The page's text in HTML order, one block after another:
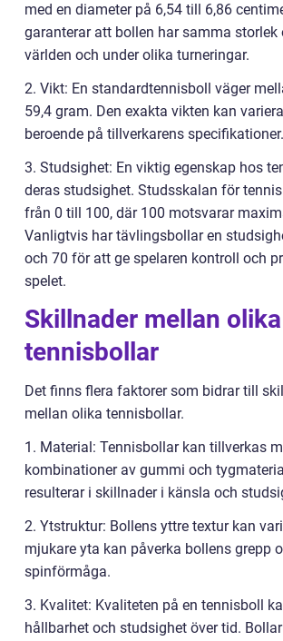
med en diameter på 6,54 till 6,86
garanterar att bollen har samma storlek
världen och under olika turneringar.
2. Vikt: En standardtennisboll väger
59,4 gram. Den exakta vikten kan
beroende på tillverkarens specifikationer.
3. Studsighet: En viktig egenskap hos
deras studsighet. Studsskalan för
från 0 till 100, där 100 motsvarar
Vanligtvis har tävlingsbollar en
och 70 för att ge spelaren kontroll och
spelet.
Skillnader mellan olika
tennisbollar
Det finns flera faktorer som bidrar till
mellan olika tennisbollar.
1. Material: Tennisbollar kan tillverkas
kombinationer av gummi och
resulterar i skillnader i känsla och
2. Ytstruktur: Bollens yttre textur kan
mjukare yta kan påverka bollens grepp
spinförmåga.
3. Kvalitet: Kvaliteten på en tennisboll
hållbarhet och studsighet över tid.